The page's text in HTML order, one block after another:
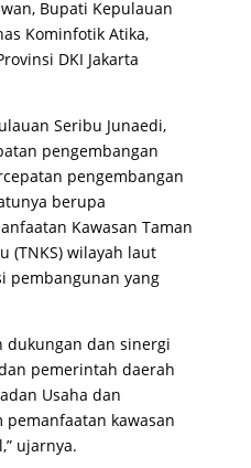
Bupati Kepulauan
Kominfotik Atika,
DKI Jakarta
Seribu Junaedi,
pengembangan
pengembangan
berupa
Kawasan Taman
(TNKS) wilayah laut
pembangunan yang
dukungan dan sinergi
pemerintah daerah
Usaha dan
kawasan
ujarnya.